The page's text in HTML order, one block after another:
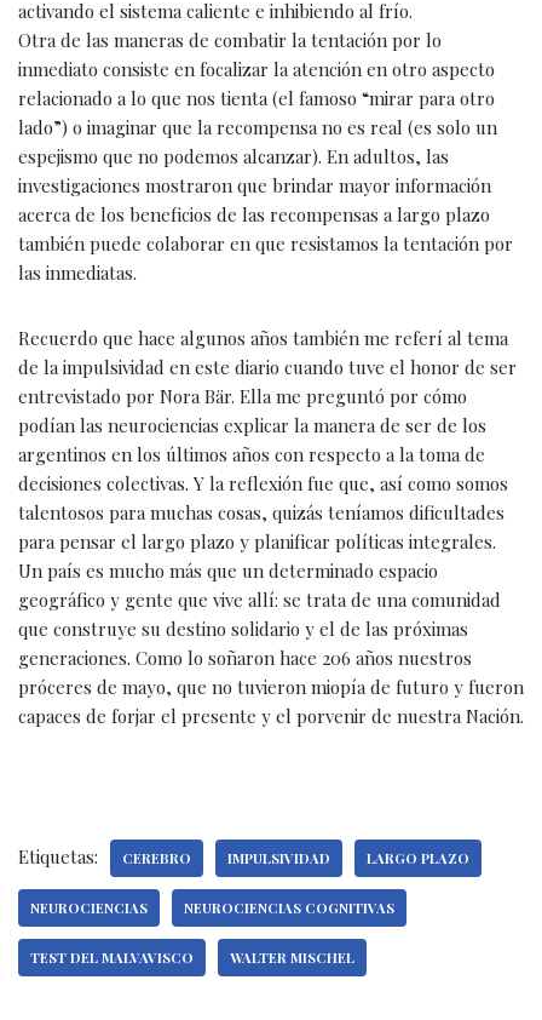
activando el sistema caliente e inhibiendo al frío.
Otra de las maneras de combatir la tentación por lo
inmediato consiste en focalizar la atención en otro aspecto
relacionado a lo que nos tienta (el famoso “mirar para otro
lado”) o imaginar que la recompensa no es real (es solo un
espejismo que no podemos alcanzar). En adultos, las
investigaciones mostraron que brindar mayor información
acerca de los beneficios de las recompensas a largo plazo
también puede colaborar en que resistamos la tentación por
las inmediatas.
Recuerdo que hace algunos años también me referí al tema
de la impulsividad en este diario cuando tuve el honor de ser
entrevistado por Nora Bär. Ella me preguntó por cómo
podían las neurociencias explicar la manera de ser de los
argentinos en los últimos años con respecto a la toma de
decisiones colectivas. Y la reflexión fue que, así como somos
talentosos para muchas cosas, quizás teníamos dificultades
para pensar el largo plazo y planificar políticas integrales.
Un país es mucho más que un determinado espacio
geográfico y gente que vive allí: se trata de una comunidad
que construye su destino solidario y el de las próximas
generaciones. Como lo soñaron hace 206 años nuestros
próceres de mayo, que no tuvieron miopía de futuro y fueron
capaces de forjar el presente y el porvenir de nuestra Nación.
Etiquetas: CEREBRO IMPULSIVIDAD LARGO PLAZO
NEUROCIENCIAS NEUROCIENCIAS COGNITIVAS
TEST DEL MALVAVISCO WALTER MISCHEL